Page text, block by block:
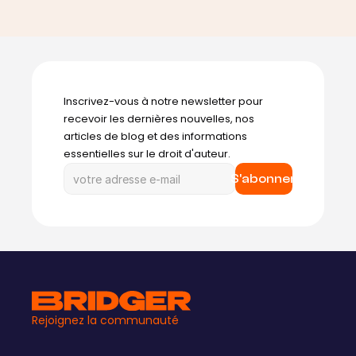
Inscrivez-vous à notre newsletter pour
recevoir les dernières nouvelles, nos
articles de blog et des informations
essentielles sur le droit d'auteur.
S'abonner
Rejoignez la communauté